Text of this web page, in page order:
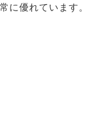
に優れています。